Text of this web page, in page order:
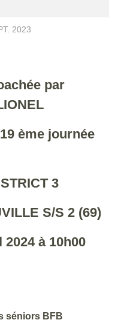
2023
par
ème journée
3
S/S 2 (69)
à 10h00
séniors BFB